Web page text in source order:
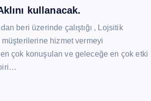
kullanacak.
beri üzerinde çalıştığı , Lojsitik
hizmet vermeyi
en çok konuşulan ve geleceğe en çok etki